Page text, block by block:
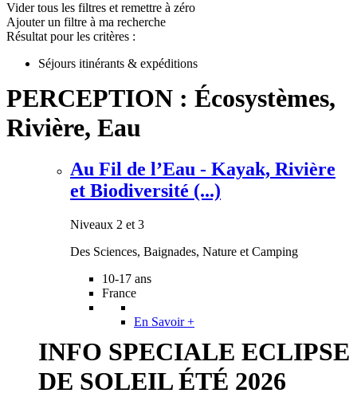
Vider tous les filtres et remettre à zéro
Ajouter un filtre à ma recherche
Résultat pour les critères :
Séjours itinérants & expéditions
PERCEPTION : Écosystèmes,
Rivière, Eau
Au Fil de l’Eau - Kayak, Rivière
et Biodiversité (...)
Niveaux 2 et 3
Des Sciences, Baignades, Nature et Camping
10-17 ans
France
En Savoir +
INFO SPECIALE ECLIPSE
DE SOLEIL ÉTÉ 2026